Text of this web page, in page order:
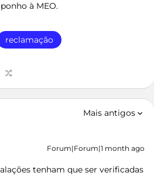
à MEO.
reclamação
Mais antigos
Forum|Forum|1 month ago
tenham que ser verificadas